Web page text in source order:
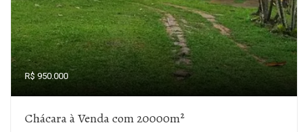
R$ 950.000
Chácara à Venda com 20000m²